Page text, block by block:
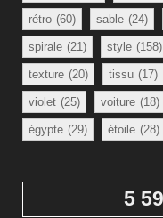
rétro (60) sable (24)
spirale (21) style (158)
texture (20) tissu (17)
violet (25) voiture (18)
égypte (29) étoile (28)
5